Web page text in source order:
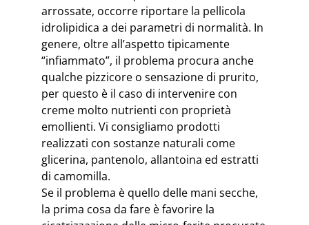
arrossate, occorre riportare la pellicola
idrolipidica a dei parametri di normalità. In
genere, oltre all’aspetto tipicamente
“infiammato”, il problema procura anche
qualche pizzicore o sensazione di prurito,
per questo è il caso di intervenire con
creme molto nutrienti con proprietà
emollienti. Vi consigliamo prodotti
realizzati con sostanze naturali come
glicerina, pantenolo, allantoina ed estratti
di camomilla.
Se il problema è quello delle mani secche,
la prima cosa da fare è favorire la